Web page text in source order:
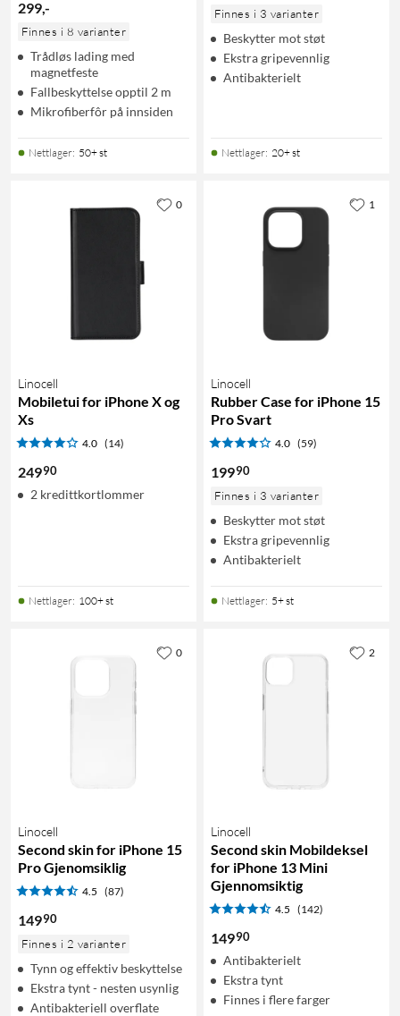
299,-
Finnes i 8 varianter
Trådløs lading med
magnetfeste
Fallbeskyttelse opptil 2 m
Mikrofiberfôr på innsiden
Nettlager: 50+ st
Finnes i 3 varianter
Beskytter mot støt
Ekstra gripevennlig
Antibakterielt
Nettlager: 20+ st
Linocell
Mobiletui for iPhone X og
Xs
4.0 (14)
24990
2 kredittkortlommer
Nettlager: 100+ st
0
Linocell
Rubber Case for iPhone 15
Pro Svart
4.0 (59)
19990
Finnes i 3 varianter
Beskytter mot støt
Ekstra gripevennlig
Antibakterielt
Nettlager: 5+ st
1
Linocell
Second skin for iPhone 15
Pro Gjenomsiklig
4.5 (87)
14990
Finnes i 2 varianter
Tynn og effektiv beskyttelse
Ekstra tynt - nesten usynlig
Antibakteriell overflate
0
Linocell
Second skin Mobildeksel
for iPhone 13 Mini
Gjennomsiktig
4.5 (142)
14990
Antibakterielt
Ekstra tynt
Finnes i flere farger
2